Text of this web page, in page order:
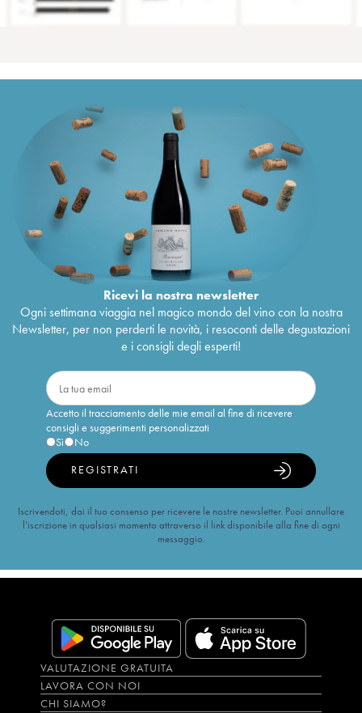
Ricevi la nostra newsletter
Ogni settimana viaggia nel magico mondo del vino con la nostra
Newsletter, per non perderti le novità, i resoconti delle degustazioni
e i consigli degli esperti!
Accetto il tracciamento delle mie email al fine di ricevere
consigli e suggerimenti personalizzati
Sì
No
REGISTRATI
Iscrivendoti, dai il tuo consenso per ricevere le nostre newsletter. Puoi annullare
l’iscrizione in qualsiasi momento attraverso il link disponibile alla fine di ogni
messaggio.
VALUTAZIONE GRATUITA
LAVORA CON NOI
CHI SIAMO?